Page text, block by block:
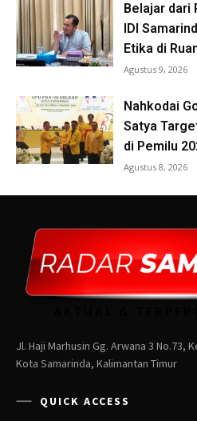
Jl. Haji Marhusin Gg. Arwana 3 No.73,
Kota Samarinda, Kalimantan Timur
QUICK ACCESS